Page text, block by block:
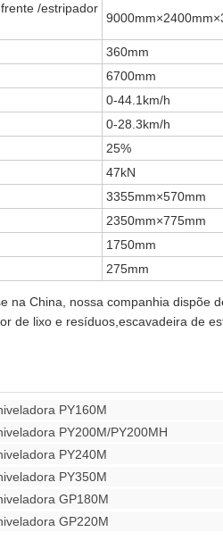
/estripador
360mm
6700mm
0-44.1km/h
0-28.3km/h
25%
47kN
3355mm×570mm
2350mm×775mm
1750mm
275mm
na China, nossa companhia dispõe
de lixo e resíduos,escavadeira de
PY160M
PY200M/PY200MH
PY240M
PY350M
GP180M
GP220M